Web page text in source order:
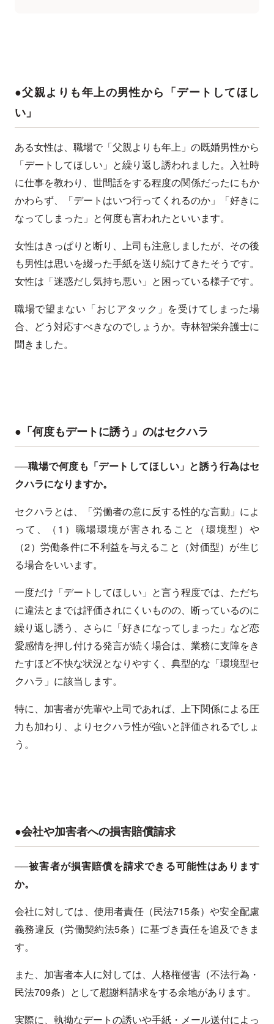
●父親よりも年上の男性から「デートしてほし
い」
ある女性は、職場で「父親よりも年上」の既婚男性から
「デートしてほしい」と繰り返し誘われました。入社時
に仕事を教わり、世間話をする程度の関係だったにもか
かわらず、「デートはいつ行ってくれるのか」「好きに
なってしまった」と何度も言われたといいます。
女性はきっぱりと断り、上司も注意しましたが、その後
も男性は思いを綴った手紙を送り続けてきたそうです。
女性は「迷惑だし気持ち悪い」と困っている様子です。
職場で望まない「おじアタック」を受けてしまった場
合、どう対応すべきなのでしょうか。寺林智栄弁護士に
聞きました。
●「何度もデートに誘う」のはセクハラ
──職場で何度も「デートしてほしい」と誘う行為はセ
クハラになりますか。
セクハラとは、「労働者の意に反する性的な言動」によ
って、（1）職場環境が害されること（環境型）や
（2）労働条件に不利益を与えること（対価型）が生じ
る場合をいいます。
一度だけ「デートしてほしい」と言う程度では、ただち
に違法とまでは評価されにくいものの、断っているのに
繰り返し誘う、さらに「好きになってしまった」など恋
愛感情を押し付ける発言が続く場合は、業務に支障をき
たすほど不快な状況となりやすく、典型的な「環境型セ
クハラ」に該当します。
特に、加害者が先輩や上司であれば、上下関係による圧
力も加わり、よりセクハラ性が強いと評価されるでしょ
う。
●会社や加害者への損害賠償請求
──被害者が損害賠償を請求できる可能性はあります
か。
会社に対しては、使用者責任（民法715条）や安全配慮
義務違反（労働契約法5条）に基づき責任を追及できま
す。
また、加害者本人に対しては、人格権侵害（不法行為・
民法709条）として慰謝料請求をする余地があります。
実際に、執拗なデートの誘いや手紙・メール送付によっ